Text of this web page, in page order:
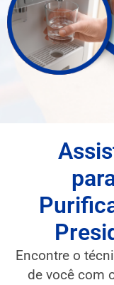
Encontre o
de você com